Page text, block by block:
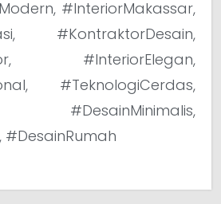
#InteriorMakassar,
#KontraktorDesain,
#InteriorElegan,
#TeknologiCerdas,
#DesainMinimalis,